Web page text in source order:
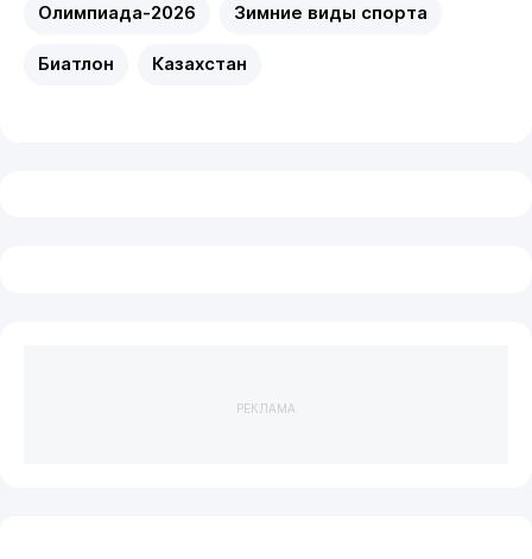
Олимпиада-2026 Зимние виды спорта
Биатлон Казахстан
РЕКЛАМА